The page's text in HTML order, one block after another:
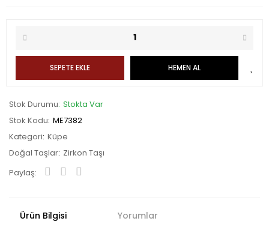
SEPETE EKLE HEMEN AL
Stok Durumu Stokta Var
Stok Kodu ME7382
Kategori Küpe
Doğal Taşlar Zirkon Taşı
Paylaş:
Ürün Bilgisi Yorumlar